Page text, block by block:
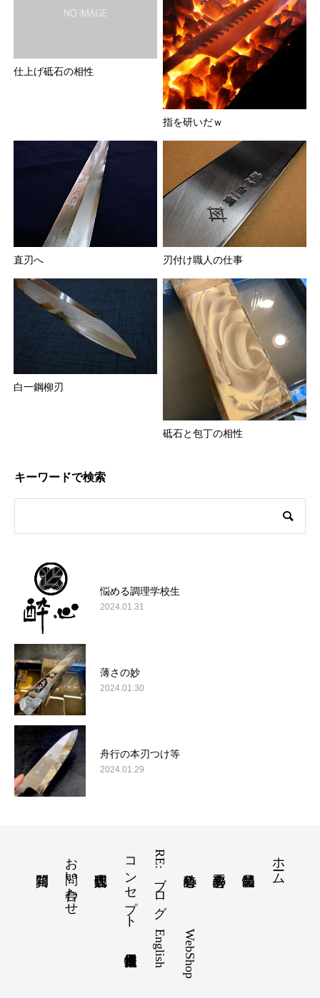
仕上げ砥石の相性
指を研いだｗ
直刃へ 刃付け職人の仕事
白一鋼柳刃
砥石と包丁の相性
キーワードで検索
悩める調理学校生
2024.01.31
薄さの妙
2024.01.30
舟行の本刃つけ等
2024.01.29
ホーム
RE:ブログ
コンセプト
お問い合わせ
WebShop
English